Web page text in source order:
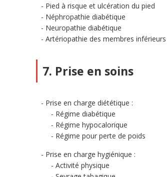
Pied à risque et ulcération du pied
Néphropathie diabétique
Neuropathie diabétique
Artériopathie des membres inférieurs
7. Prise en soins
Prise en charge diététique :
Régime diabétique
Régime hypocalorique
Régime pour perte de poids
Prise en charge hygiénique :
Activité physique